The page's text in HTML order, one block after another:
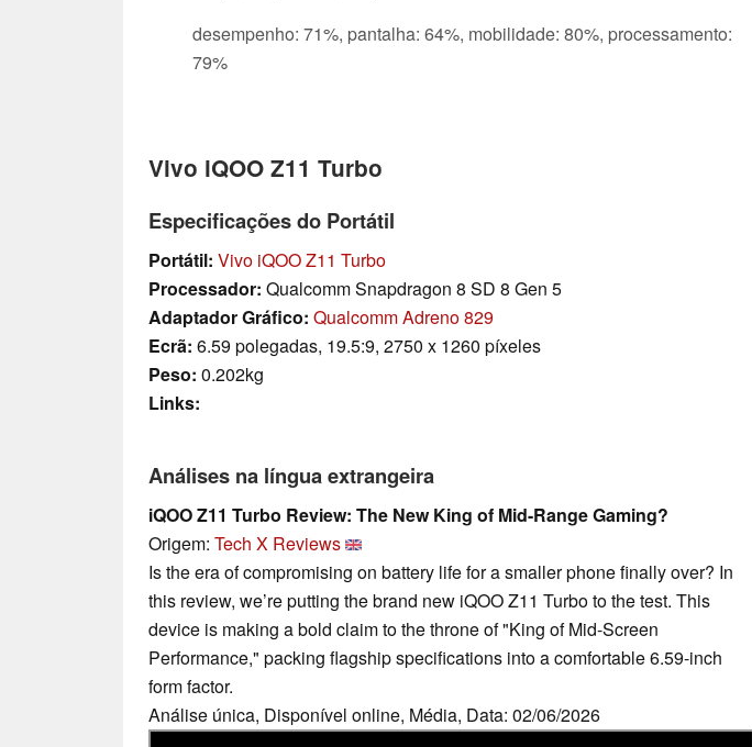
desempenho: 71%, pantalha: 64%, mobilidade: 80%, processamento:
79%
Vivo iQOO Z11 Turbo
Especificações do Portátil
Portátil: Vivo iQOO Z11 Turbo
Processador: Qualcomm Snapdragon 8 SD 8 Gen 5
Adaptador Gráfico: Qualcomm Adreno 829
Ecrã: 6.59 polegadas, 19.5:9, 2750 x 1260 píxeles
Peso: 0.202kg
Links:
Análises na língua extrangeira
iQOO Z11 Turbo Review: The New King of Mid-Range Gaming?
Origem: Tech X Reviews
Is the era of compromising on battery life for a smaller phone finally over? In
this review, we’re putting the brand new iQOO Z11 Turbo to the test. This
device is making a bold claim to the throne of "King of Mid-Screen
Performance," packing flagship specifications into a comfortable 6.59-inch
form factor.
Análise única, Disponível online, Média, Data: 02/06/2026